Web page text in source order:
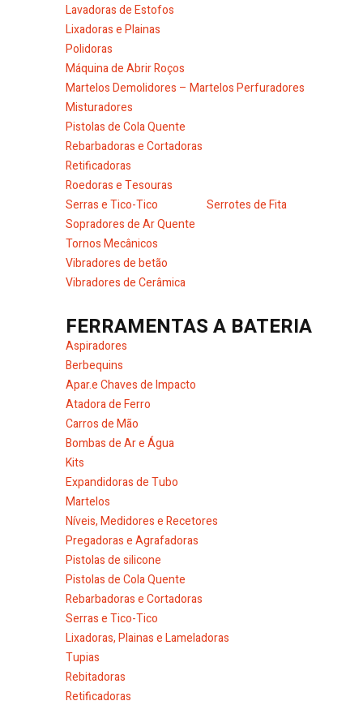
Lavadoras de Estofos
Lixadoras e Plainas
Polidoras
Máquina de Abrir Roços
Martelos Demolidores – Martelos Perfuradores
Misturadores
Pistolas de Cola Quente
Rebarbadoras e Cortadoras
Retificadoras
Roedoras e Tesouras
Serras e Tico-Tico
Serrotes de Fita
Sopradores de Ar Quente
Tornos Mecânicos
Vibradores de betão
Vibradores de Cerâmica
FERRAMENTAS A BATERIA
Aspiradores
Berbequins
Apar.e Chaves de Impacto
Atadora de Ferro
Carros de Mão
Bombas de Ar e Água
Kits
Expandidoras de Tubo
Martelos
Níveis, Medidores e Recetores
Pregadoras e Agrafadoras
Pistolas de silicone
Pistolas de Cola Quente
Rebarbadoras e Cortadoras
Serras e Tico-Tico
Lixadoras, Plainas e Lameladoras
Tupias
Rebitadoras
Retificadoras